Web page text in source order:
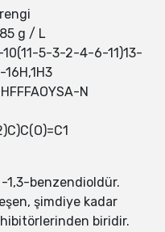
g / L
10(11-5-3-2-4-6-11)13-
N
1,3-benzendioldür.
şimdiye kadar
biridir.